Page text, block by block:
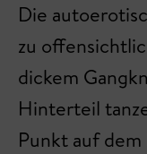
Die
zu
dickem
Hinterteil
Punkt auf